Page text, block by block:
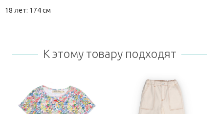
18 лет: 174 см
К этому товару подходят